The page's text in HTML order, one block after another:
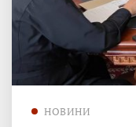
НОВИНИ